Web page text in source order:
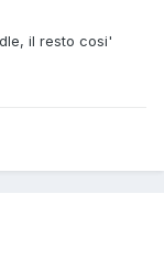
il resto cosi'